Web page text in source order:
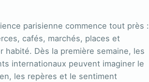
parisienne commence tout près :
cafés, marchés, places et
habité. Dès la première semaine, les
internationaux peuvent imaginer le
les repères et le sentiment